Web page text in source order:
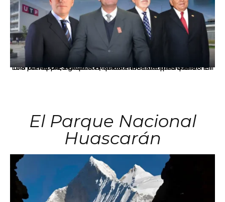
Los principales grupos empresariales del país mantienen una fuerte presencia en Áncash mediante inversiones en comercio, educación, salud e industria pesquera.
El Parque Nacional
Huascarán